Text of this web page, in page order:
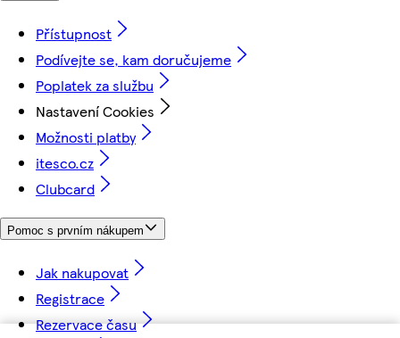
Přístupnost
Podívejte se, kam doručujeme
Poplatek za službu
Nastavení Cookies
Možnosti platby
itesco.cz
Clubcard
Pomoc s prvním nákupem
Jak nakupovat
Registrace
Rezervace času